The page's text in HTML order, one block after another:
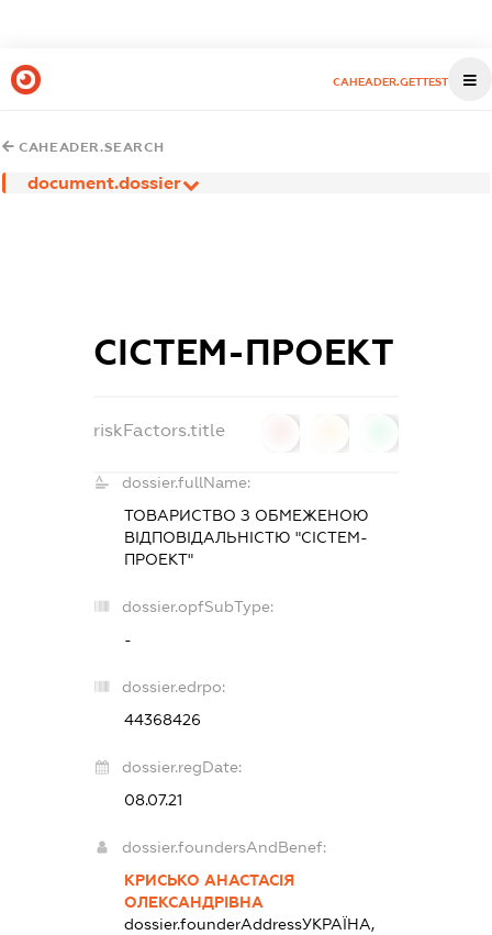
CAHEADER.GETTEST
CAHEADER.SEARCH
document.dossier
СІСТЕМ-ПРОЕКТ
riskFactors.title
dossier.fullName:
ТОВАРИСТВО З ОБМЕЖЕНОЮ
ВІДПОВІДАЛЬНІСТЮ "СІСТЕМ-
ПРОЕКТ"
dossier.opfSubType:
-
dossier.edrpo:
44368426
dossier.regDate:
08.07.21
dossier.foundersAndBenef:
КРИСЬКО АНАСТАСІЯ
ОЛЕКСАНДРІВНА
dossier.founderAddressУКРАЇНА,